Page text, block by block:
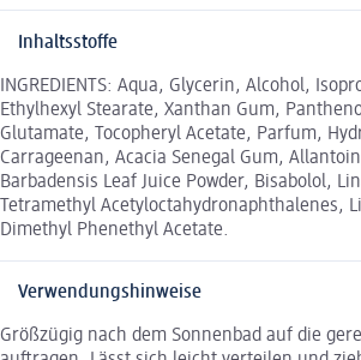
Inhaltsstoffe
INGREDIENTS: Aqua, Glycerin, Alcohol,
Ethylhexyl Stearate, Xanthan Gum,
Glutamate, Tocopheryl Acetate, Parfum,
Carrageenan, Acacia Senegal Gum,
Barbadensis Leaf Juice Powder, Bisabolol,
Tetramethyl Acetyloctahydronaphthalenes,
Dimethyl Phenethyl Acetate.
Verwendungshinweise
Größzügig nach dem Sonnenbad auf die